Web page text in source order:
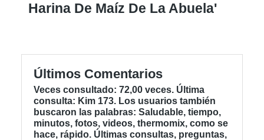
Harina De Maíz De La Abuela'
Últimos Comentarios
Veces consultado: 72,00 veces. Última
consulta: Kim 173. Los usuarios también
buscaron las palabras: Saludable, tiempo,
minutos, fotos, videos, thermomix, como se
hace, rápido. Últimas consultas, preguntas,